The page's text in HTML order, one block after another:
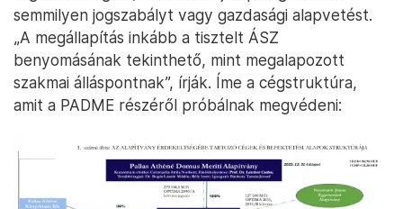
semmilyen jogszabályt vagy gazdasági alapvetést.
„A megállapítás inkább a tisztelt ÁSZ
benyomásának tekinthető, mint megalapozott
szakmai álláspontnak”, írják. Íme a cégstruktúra,
amit a PADME részéről próbálnak megvédeni: